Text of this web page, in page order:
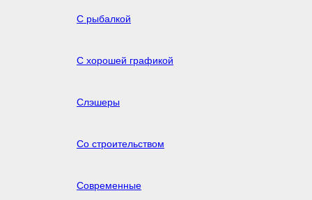
С рыбалкой
С хорошей графикой
Слэшеры
Со строительством
Современные